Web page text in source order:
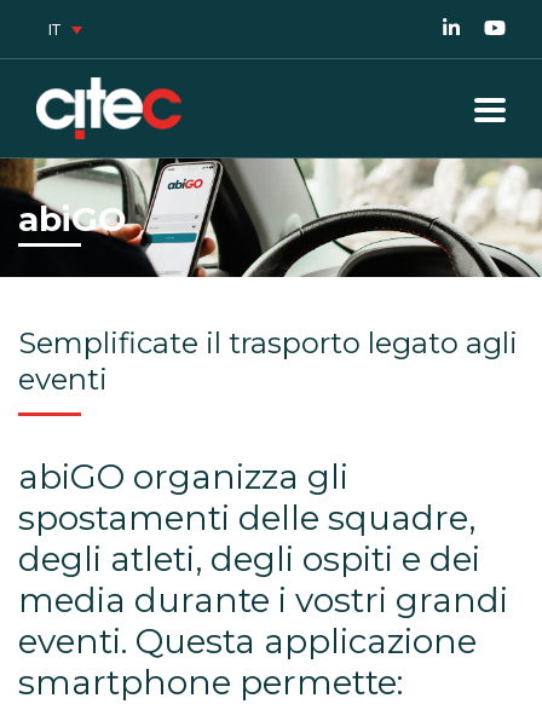
IT
abiGO
Semplificate il trasporto legato agli
eventi
abiGO organizza gli
spostamenti delle squadre,
degli atleti, degli ospiti e dei
media durante i vostri grandi
eventi. Questa applicazione
smartphone permette: